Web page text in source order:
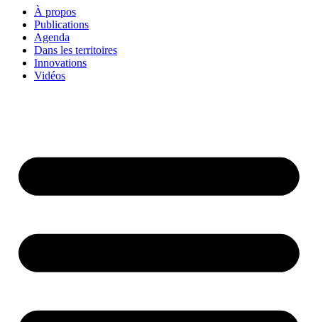
À propos
Publications
Agenda
Dans les territoires
Innovations
Vidéos